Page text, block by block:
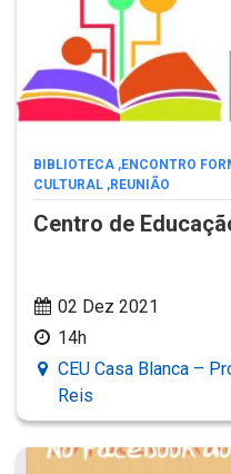
BIBLIOTECA ,ENCONTRO
CULTURAL ,REUNIÃO
Centro de
02 Dez 2021
14h
CEU Casa Blanca –
Reis